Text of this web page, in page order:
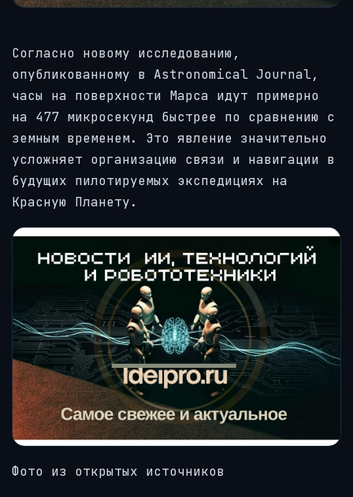
Согласно новому исследованию,
опубликованному в Astronomical Journal,
часы на поверхности Марса идут примерно
на 477 микросекунд быстрее по сравнению с
земным временем. Это явление значительно
усложняет организацию связи и навигации в
будущих пилотируемых экспедициях на
Красную Планету.
Фото из открытых источников